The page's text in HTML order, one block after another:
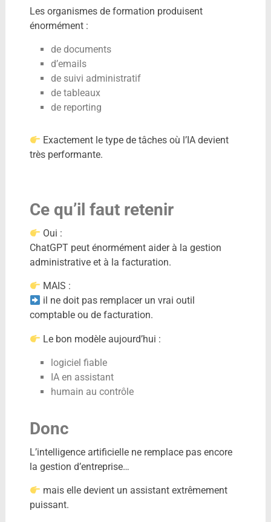
Les organismes de formation produisent
énormément :
de documents
d’emails
de suivi administratif
de tableaux
de reporting
Exactement le type de tâches où l’IA devient
très performante.
Ce qu’il faut retenir
Oui :
ChatGPT peut énormément aider à la gestion
administrative et à la facturation.
MAIS :
il ne doit pas remplacer un vrai outil
comptable ou de facturation.
Le bon modèle aujourd’hui :
logiciel fiable
IA en assistant
humain au contrôle
Donc
L’intelligence artificielle ne remplace pas encore
la gestion d’entreprise…
mais elle devient un assistant extrêmement
puissant.